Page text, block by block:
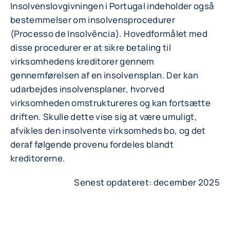
Insolvenslovgivningen i Portugal indeholder også
bestemmelser om insolvensprocedurer
(Processo de Insolvência). Hovedformålet med
disse procedurer er at sikre betaling til
virksomhedens kreditorer gennem
gennemførelsen af en insolvensplan. Der kan
udarbejdes insolvensplaner, hvorved
virksomheden omstruktureres og kan fortsætte
driften. Skulle dette vise sig at være umuligt,
afvikles den insolvente virksomheds bo, og det
deraf følgende provenu fordeles blandt
kreditorerne.
Senest opdateret: december 2025